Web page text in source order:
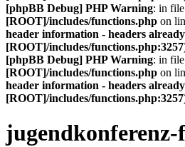
[phpBB Debug] PHP Warning: in file
[ROOT]/includes/functions.php on
header information - headers
[ROOT]/includes/
[phpBB Debug] PHP Warning: in file
[ROOT]/includes/functions.php on
header information - headers
[ROOT]/includes/
jugendkonferenz-